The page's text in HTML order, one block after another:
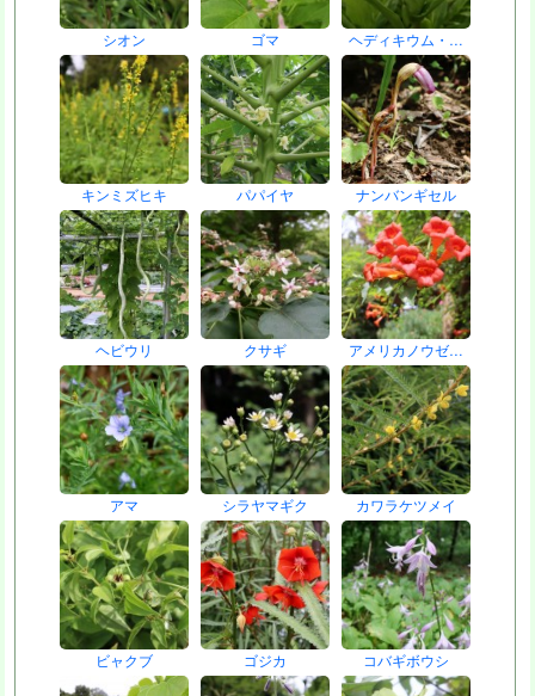
シオン ゴマ ヘディキウム・…
キンミズヒキ パパイヤ ナンバンギセル
ヘビウリ クサギ アメリカノウゼ…
アマ シラヤマギク カワラケツメイ
ビャクブ ゴジカ コバギボウシ